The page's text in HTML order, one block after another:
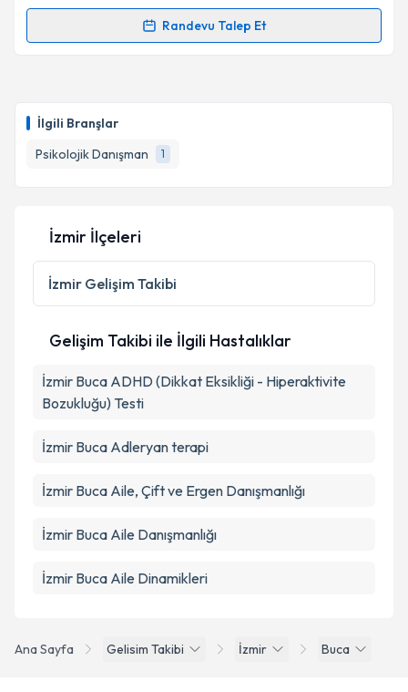
İlgili Branşlar
Psikolojik Danışman
1
Randevu Talep Et
Randevu Takvimi Talebi
için bir takvim hazırlandığında e-posta ile
bilgilendireceğiz.
E-posta Adresiniz
Kişisel verilerimin işlenmesine ilişkin
Metni'ni okudum ve kişisel verilerimin belirtilen
Ana Sayfa Gelisim Takibi İzmir Buca
İzmir İlçeleri
İzmir Gelişim Takibi
Gelişim Takibi ile İlgili Hastalıklar
İzmir Buca ADHD (Dikkat Eksikliği - Hiperaktivite
Bozukluğu) Testi
İzmir Buca Adleryan terapi
İzmir Buca Aile, Çift ve Ergen Danışmanlığı
İzmir Buca Aile Danışmanlığı
İzmir Buca Aile Dinamikleri